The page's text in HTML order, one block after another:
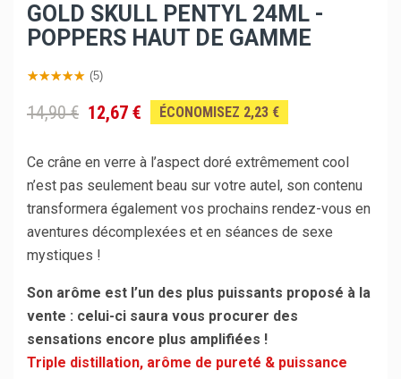
GOLD SKULL PENTYL 24ML -
POPPERS HAUT DE GAMME
(5)
14,90 € 12,67 € ÉCONOMISEZ 2,23 €
Ce crâne en verre à l’aspect doré extrêmement cool
n’est pas seulement beau sur votre autel, son contenu
transformera également vos prochains rendez-vous en
aventures décomplexées et en séances de sexe
mystiques !
Son arôme est l’un des plus puissants proposé à la
vente : celui-ci saura vous procurer des
sensations encore plus amplifiées !
Triple distillation, arôme de pureté & puissance